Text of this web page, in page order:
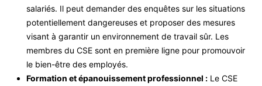
salariés. Il peut demander des enquêtes sur les situations
potentiellement dangereuses et proposer des mesures
visant à garantir un environnement de travail sûr. Les
membres du CSE sont en première ligne pour promouvoir
le bien-être des employés.
Formation et épanouissement professionnel : Le CSE